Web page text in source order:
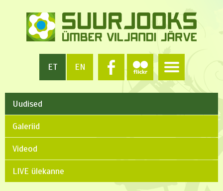
ET EN
Uudised
Galeriid
Videod
LIVE ülekanne